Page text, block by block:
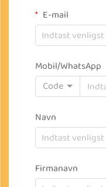
E-mail
Mobil/WhatsApp
Code
Navn
Firmanavn